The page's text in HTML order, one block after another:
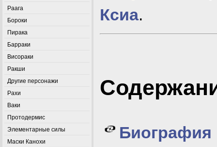
Раага
Бороки
Пирака
Барраки
Висораки
Ракши
Другие персонажи
Рахи
Ваки
Протодермис
Элементарные силы
Маски Канохи
Ксиа.
Биография